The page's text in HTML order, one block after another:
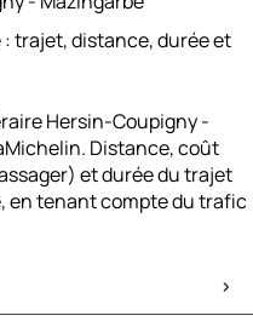
trajet, distance, durée et
Hersin-Coupigny -
Distance, coût
et durée du trajet
en tenant compte du trafic